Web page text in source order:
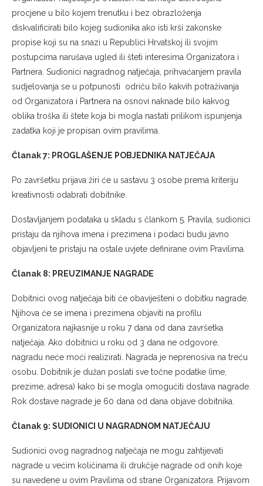
procjene u bilo kojem trenutku i bez obrazloženja
diskvalificirati bilo kojeg sudionika ako isti krši zakonske
propise koji su na snazi u Republici Hrvatskoj ili svojim
postupcima narušava ugled ili šteti interesima Organizatora i
Partnera. Sudionici nagradnog natječaja, prihvaćanjem pravila
sudjelovanja se u potpunosti odriču bilo kakvih potraživanja
od Organizatora i Partnera na osnovi naknade bilo kakvog
oblika troška ili štete koja bi mogla nastati prilikom ispunjenja
zadatka koji je propisan ovim pravilima.
Članak 7: PROGLAŠENJE POBJEDNIKA NATJEČAJA
Po završetku prijava žiri će u sastavu 3 osobe prema kriteriju
kreativnosti odabrati dobitnike.
Dostavljanjem podataka u skladu s člankom 5. Pravila, sudionici
pristaju da njihova imena i prezimena i podaci budu javno
objavljeni te pristaju na ostale uvjete definirane ovim Pravilima.
Članak 8: PREUZIMANJE NAGRADE
Dobitnici ovog natječaja biti će obaviješteni o dobitku nagrade.
Njihova će se imena i prezimena objaviti na profilu
Organizatora najkasnije u roku 7 dana od dana završetka
natječaja. Ako dobitnici u roku od 3 dana ne odgovore,
nagradu neće moći realizirati. Nagrada je neprenosiva na treću
osobu. Dobitnik je dužan poslati sve točne podatke (ime,
prezime, adresa) kako bi se mogla omogućiti dostava nagrade.
Rok dostave nagrade je 60 dana od dana objave dobitnika.
Članak 9: SUDIONICI U NAGRADNOM NATJEČAJU
Sudionici ovog nagradnog natječaja ne mogu zahtijevati
nagrade u većim količinama ili drukčije nagrade od onih koje
su navedene u ovim Pravilima od strane Organizatora. Prijavom